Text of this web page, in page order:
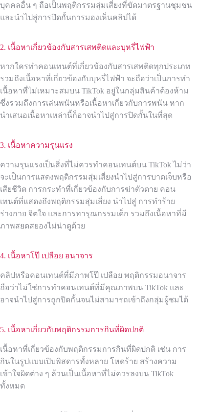
บุคคลอื่น ๆ ถือเป็นพฤติกรรมสุ่มเสี่ยงที่ขัดมาตรฐานชุมชน
และนำไปสู่การปิดกั้นการมองเห็นคลิปได้
2. เนื้อหาเกี่ยวข้องกับสารเสพติดและบุหรี่ไฟฟ้า
หากใครทำคอนเทนต์ที่เกี่ยวข้องกับสารเสพติดทุกประเภท
รวมถึงเนื้อหาที่เกี่ยวข้องกับบุหรี่ไฟฟ้า จะถือว่าเป็นการทำ
เนื้อหาที่ไม่เหมาะสมบน TikTok อยู่ในกลุ่มสินค้าต้องห้าม
ซึ่งรวมถึงการเล่นพนันหรือเนื้อหาเกี่ยวกับการพนัน หาก
นำเสนอเนื้อหาเหล่านี้ก็อาจนำไปสู่การปิดกั้นในที่สุด
3. เนื้อหาความรุนแรง
ความรุนแรงเป็นสิ่งที่ไม่ควรทำคอนเทนต์บน TikTok ไม่ว่า
จะเป็นการแสดงพฤติกรรมสุ่มเสี่ยงนำไปสู่การบาดเจ็บหรือ
เสียชีวิต การกระทำที่เกี่ยวข้องกับการฆ่าตัวตาย คอน
เทนต์ที่แสดงถึงพฤติกรรมสุ่มเสี่ยง นำไปสู่ การทำร้าย
ร่างกาย จิตใจ และการทารุณกรรมเด็ก รวมถึงเนื้อหาที่มี
ภาพสยดสยองไม่น่าดูด้วย
4. เนื้อหาโป๊ เปลือย อนาจาร
คลิปหรือคอนเทนต์ที่มีภาพโป๊ เปลือย พฤติกรรมอนาจาร
ถือว่าไม่ใช่การทำคอนเทนต์ที่มีคุณภาพบน TikTok และ
อาจนำไปสู่การถูกปิดกั้นจนไม่สามารถเข้าถึงกลุ่มผู้ชมได้
5. เนื้อหาเกี่ยวกับพฤติกรรมการกินที่ผิดปกติ
เนื้อหาที่เกี่ยวข้องกับพฤติกรรมการกินที่ผิดปกติ เช่น การ
กินในรูปแบบเปิบพิสดารทั้งหลาย โหดร้าย สร้างความ
เข้าใจผิดต่าง ๆ ล้วนเป็นเนื้อหาที่ไม่ควรลงบน TikTok
ทั้งหมด